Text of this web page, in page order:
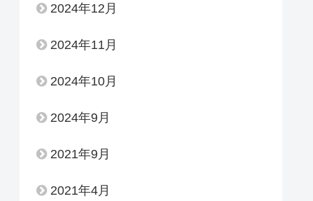
2024年12月
2024年11月
2024年10月
2024年9月
2021年9月
2021年4月